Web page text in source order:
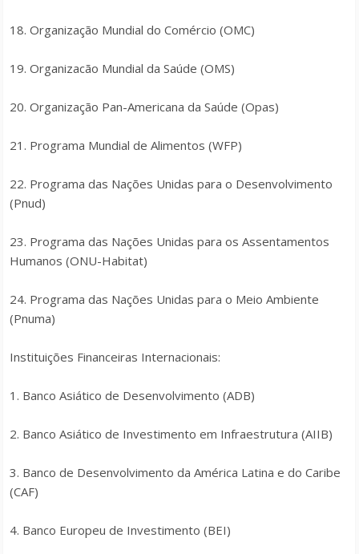
18. Organização Mundial do Comércio (OMC)
19. Organizacão Mundial da Saúde (OMS)
20. Organização Pan-Americana da Saúde (Opas)
21. Programa Mundial de Alimentos (WFP)
22. Programa das Nações Unidas para o Desenvolvimento
(Pnud)
23. Programa das Nações Unidas para os Assentamentos
Humanos (ONU-Habitat)
24. Programa das Nações Unidas para o Meio Ambiente
(Pnuma)
Instituições Financeiras Internacionais:
1. Banco Asiático de Desenvolvimento (ADB)
2. Banco Asiático de Investimento em Infraestrutura (AIIB)
3. Banco de Desenvolvimento da América Latina e do Caribe
(CAF)
4. Banco Europeu de Investimento (BEI)